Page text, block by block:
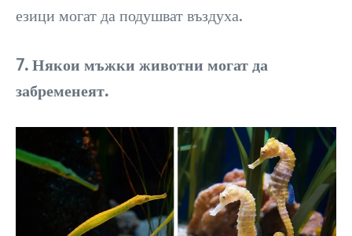
езици могат да подушват въздуха.
7. Някои мъжки животни могат да
забременеят.